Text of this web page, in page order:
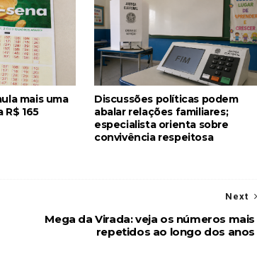
mais uma
R$ 165
Discussões políticas podem
abalar relações familiares;
especialista orienta sobre
convivência respeitosa
Next
Mega da Virada: veja os números mais
repetidos ao longo dos anos